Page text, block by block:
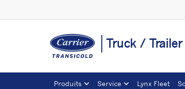
Truck /
Produits Service Lynx Fleet